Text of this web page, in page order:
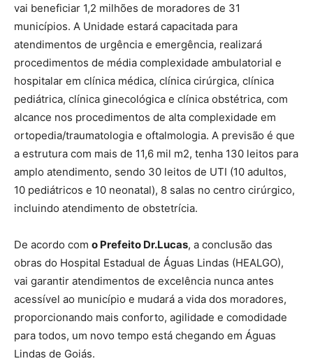
vai beneficiar 1,2 milhões de moradores de 31
municípios. A Unidade estará capacitada para
atendimentos de urgência e emergência, realizará
procedimentos de média complexidade ambulatorial e
hospitalar em clínica médica, clínica cirúrgica, clínica
pediátrica, clínica ginecológica e clínica obstétrica, com
alcance nos procedimentos de alta complexidade em
ortopedia/traumatologia e oftalmologia. A previsão é que
a estrutura com mais de 11,6 mil m2, tenha 130 leitos para
amplo atendimento, sendo 30 leitos de UTI (10 adultos,
10 pediátricos e 10 neonatal), 8 salas no centro cirúrgico,
incluindo atendimento de obstetrícia.
De acordo com o Prefeito Dr.Lucas, a conclusão das
obras do Hospital Estadual de Águas Lindas (HEALGO),
vai garantir atendimentos de excelência nunca antes
acessível ao município e mudará a vida dos moradores,
proporcionando mais conforto, agilidade e comodidade
para todos, um novo tempo está chegando em Águas
Lindas de Goiás.